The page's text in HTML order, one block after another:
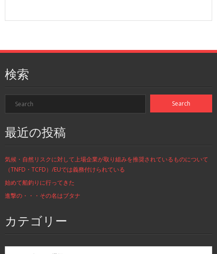
検索
最近の投稿
気候・自然リスクに対して上場企業が取り組みを推奨されているものについて
（TNFD・TCFD）/EUでは義務付けられている
始めて船釣りに行ってきた
進撃の・・・その名はブタナ
カテゴリー
カ